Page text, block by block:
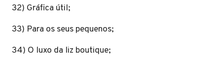
32) Gráfica útil;
33) Para os seus pequenos;
34) O luxo da liz boutique;